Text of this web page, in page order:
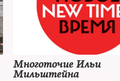
Многоточие Ильи
Мильштейна